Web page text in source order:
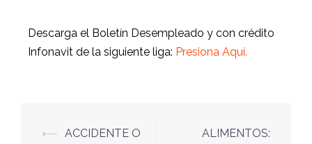
Descarga el Boletín Desempleado y con crédito
Infonavit de la siguiente liga: Presiona Aquí.
⟵ ACCIDENTE O
ALIMENTOS: